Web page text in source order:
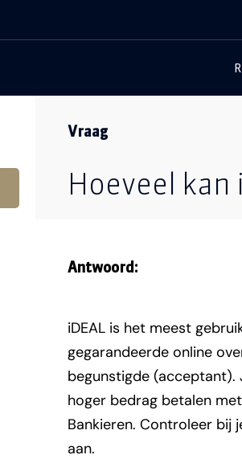
Vraag
Hoeveel kan
Antwoord:
iDEAL is het meest
gegarandeerde online
begunstigde (acceptant).
hoger bedrag betalen
Bankieren. Controleer bij
aan.